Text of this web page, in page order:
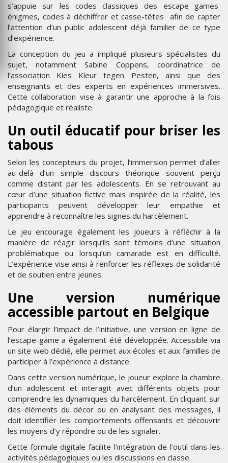
s’appuie sur les codes classiques des escape games
énigmes, codes à déchiffrer et casse-têtes afin de capter
l’attention d’un public adolescent déjà familier de ce type
d’expérience.
La conception du jeu a impliqué plusieurs spécialistes du
sujet, notamment Sabine Coppens, coordinatrice de
l’association Kies Kleur tegen Pesten, ainsi que des
enseignants et des experts en expériences immersives.
Cette collaboration vise à garantir une approche à la fois
pédagogique et réaliste.
Un outil éducatif pour briser les
tabous
Selon les concepteurs du projet, l’immersion permet d’aller
au-delà d’un simple discours théorique souvent perçu
comme distant par les adolescents. En se retrouvant au
cœur d’une situation fictive mais inspirée de la réalité, les
participants peuvent développer leur empathie et
apprendre à reconnaître les signes du harcèlement.
Le jeu encourage également les joueurs à réfléchir à la
manière de réagir lorsqu’ils sont témoins d’une situation
problématique ou lorsqu’un camarade est en difficulté.
L’expérience vise ainsi à renforcer les réflexes de solidarité
et de soutien entre jeunes.
Une version numérique
accessible partout en Belgique
Pour élargir l’impact de l’initiative, une version en ligne de
l’escape game a également été développée. Accessible via
un site web dédié, elle permet aux écoles et aux familles de
participer à l’expérience à distance.
Dans cette version numérique, le joueur explore la chambre
d’un adolescent et interagit avec différents objets pour
comprendre les dynamiques du harcèlement. En cliquant sur
des éléments du décor ou en analysant des messages, il
doit identifier les comportements offensants et découvrir
les moyens d’y répondre ou de les signaler.
Cette formule digitale facilite l’intégration de l’outil dans les
activités pédagogiques ou les discussions en classe.